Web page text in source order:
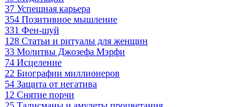
37 Успешная карьера
354 Позитивное мышление
331 Фен-шуй
128 Статьи и ритуалы для женщин
33 Молитвы Джозефа Мэрфи
74 Исцеление
22 Биографии миллионеров
54 Защита от негатива
12 Снятие порчи